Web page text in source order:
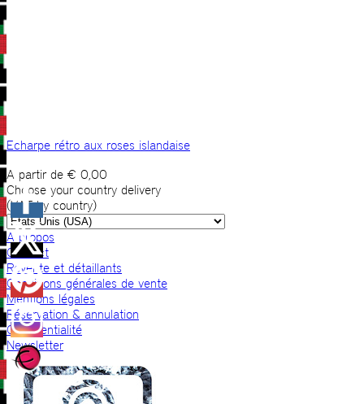
Echarpe rétro aux roses islandaise
A partir de € 0,00
Choose your country delivery
(VAT by country)
A propos
Contact
Revente et détaillants
Conditions générales de vente
Mentions légales
Réservation & annulation
Confidentialité
Newsletter